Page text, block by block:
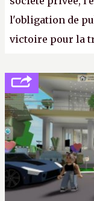
l'obligation de
victoire pour la